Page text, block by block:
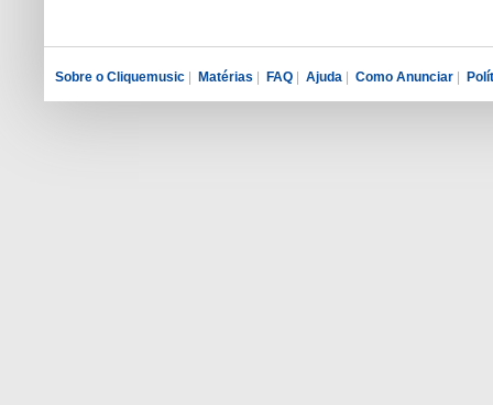
Sobre o Cliquemusic Matérias FAQ Ajuda Como Anunciar